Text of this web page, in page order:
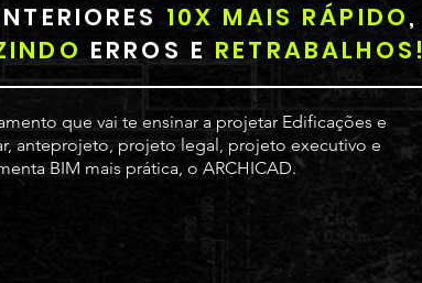
10X MAIS RÁPIDO,
ERROS E RETRABALHOS!
que vai te ensinar a projetar Edificações e
anteprojeto, projeto legal, projeto executivo e
BIM mais prática, o ARCHICAD.